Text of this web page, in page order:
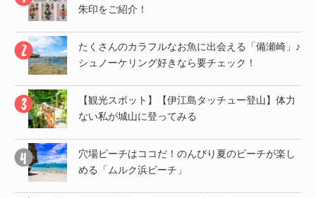
朱印をご紹介！
たくさんのカラフルなお魚に出会える「備瀬崎」♪
シュノーケリング好きなら要チェック！
【観光スポット】【伊江島タッチュー登山】体力
ない私が城山に登ってみる
穴場ビーチはココだ！のんびり夏のビーチが楽し
める「ムルク浜ビーチ」